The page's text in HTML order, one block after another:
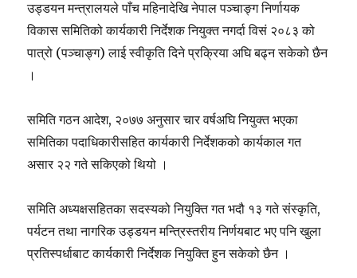
उड्डयन मन्त्रालयले पाँच महिनादेखि नेपाल पञ्चाङ्ग निर्णायक
विकास समितिको कार्यकारी निर्देशक नियुक्त नगर्दा विसं २०८३ को
पात्रो (पञ्चाङ्ग) लाई स्वीकृति दिने प्रक्रिया अघि बढ्न सकेको छैन
।
समिति गठन आदेश, २०७७ अनुसार चार वर्षअघि नियुक्त भएका
समितिका पदाधिकारीसहित कार्यकारी निर्देशकको कार्यकाल गत
असार २२ गते सकिएको थियो ।
समिति अध्यक्षसहितका सदस्यको नियुक्ति गत भदौ १३ गते संस्कृति,
पर्यटन तथा नागरिक उड्डयन मन्त्रिस्तरीय निर्णयबाट भए पनि खुला
प्रतिस्पर्धाबाट कार्यकारी निर्देशक नियुक्ति हुन सकेको छैन ।